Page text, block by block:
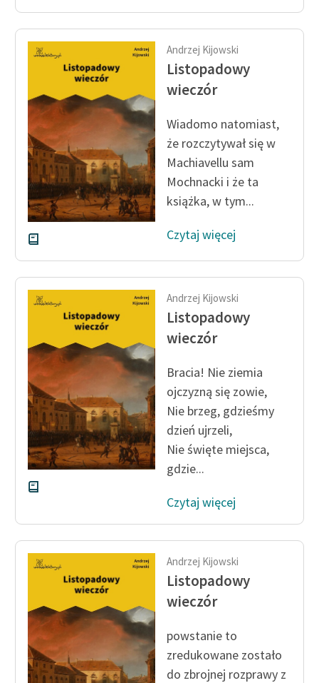
Andrzej Kijowski
Listopadowy
wieczór
Wiadomo natomiast,
że rozczytywał się w
Machiavellu sam
Mochnacki i że ta
książka, w tym...
Czytaj więcej
Andrzej Kijowski
Listopadowy
wieczór
Bracia! Nie ziemia
ojczyzną się zowie,
Nie brzeg, gdzieśmy
dzień ujrzeli,
Nie święte miejsca,
gdzie...
Czytaj więcej
Andrzej Kijowski
Listopadowy
wieczór
powstanie to
zredukowane zostało
do zbrojnej rozprawy z